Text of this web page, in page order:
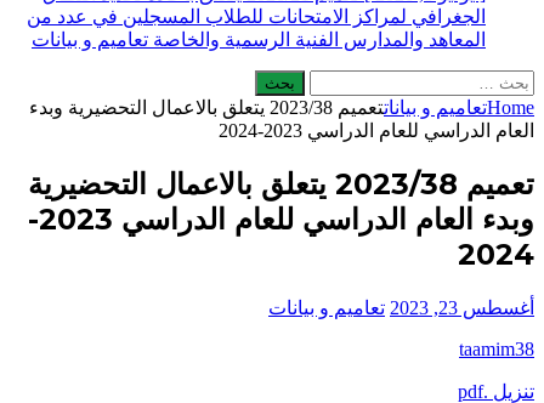
الجغرافي لمراكز الامتحانات للطلاب المسجلين في عدد من
المعاهد والمدارس الفنية الرسمية والخاصة تعاميم و بيانات
البحث
عن:
Homeتعاميم و بيانات
تعميم 2023/38 يتعلق بالاعمال التحضيرية وبدء
العام الدراسي للعام الدراسي 2023-2024
تعميم 2023/38 يتعلق بالاعمال التحضيرية
وبدء العام الدراسي للعام الدراسي 2023-
2024
أغسطس 23, 2023
تعاميم و بيانات
taamim38
تنزيل .pdf